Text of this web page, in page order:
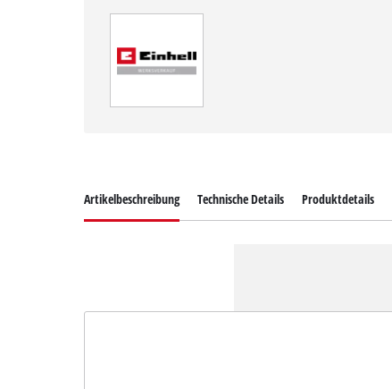
Artikelbeschreibung Technische Details Produktdetails